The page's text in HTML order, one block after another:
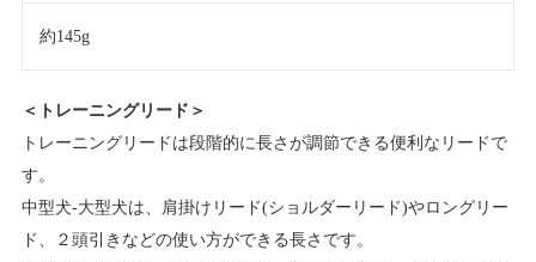
約145g
＜トレーニングリード＞
トレーニングリードは段階的に長さが調節できる便利なリードで
す。
中型犬-大型犬は、肩掛けリード(ショルダーリード)やロングリー
ド、２頭引きなどの使い方ができる長さです。